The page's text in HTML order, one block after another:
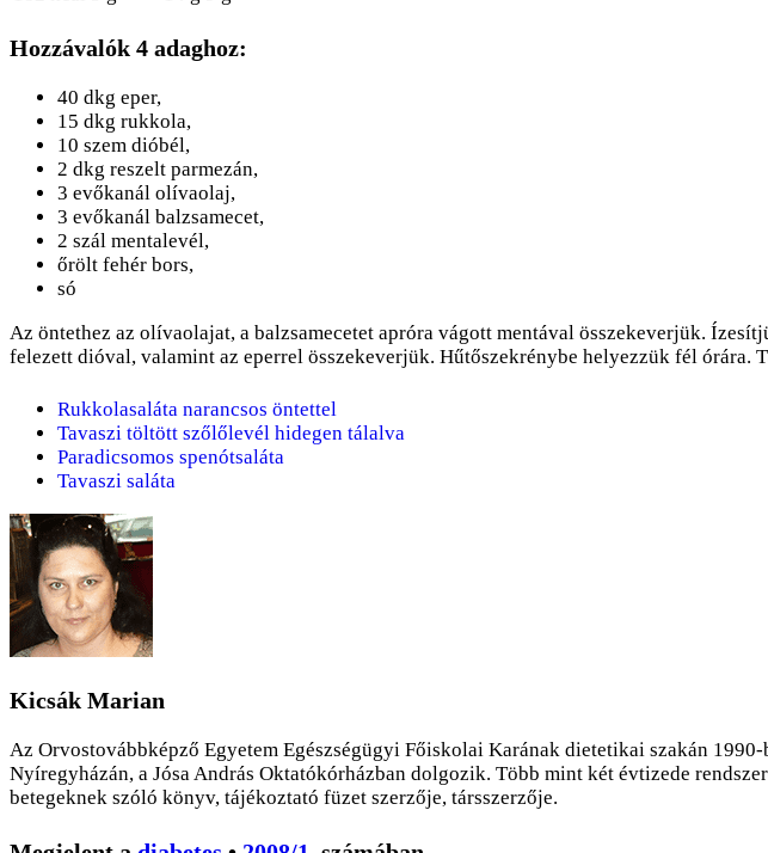
Hozzávalók 4 adaghoz:
40 dkg eper,
15 dkg rukkola,
10 szem dióbél,
2 dkg reszelt parmezán,
3 evőkanál olívaolaj,
3 evőkanál balzsamecet,
2 szál mentalevél,
őrölt fehér bors,
só
Az öntethez az olívaolajat, a balzsamecetet apróra vágott mentával összekeverjük.
felezett dióval, valamint az eperrel összekeverjük. Hűtőszekrénybe helyezzük fél
Rukkolasaláta narancsos öntettel
Tavaszi töltött szőlőlevél hidegen tálalva
Paradicsomos spenótsaláta
Tavaszi saláta
Kicsák Marian
Az Orvostovábbképző Egyetem Egészségügyi Főiskolai Karának dietetikai szakán
Nyíregyházán, a Jósa András Oktatókórházban dolgozik. Több mint két évtizede
betegeknek szóló könyv, tájékoztató füzet szerzője, társszerzője.